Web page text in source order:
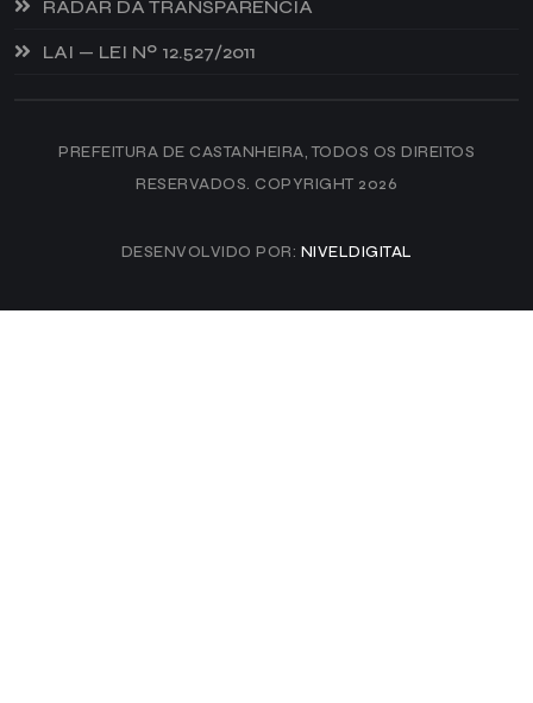
RADAR DA TRANSPARÊNCIA
LAI — LEI Nº 12.527/2011
PREFEITURA DE CASTANHEIRA, TODOS OS DIREITOS
RESERVADOS. COPYRIGHT 2026
DESENVOLVIDO POR: NIVELDIGITAL